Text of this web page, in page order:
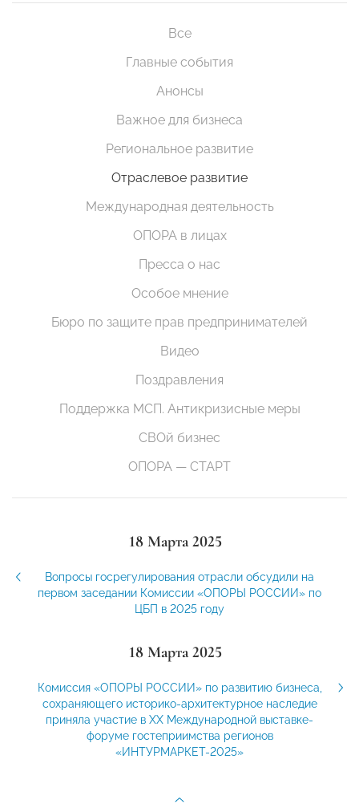
Все
Главные события
Анонсы
Важное для бизнеса
Региональное развитие
Отраслевое развитие
Международная деятельность
ОПОРА в лицах
Пресса о нас
Особое мнение
Бюро по защите прав предпринимателей
Видео
Поздравления
Поддержка МСП. Антикризисные меры
СВОй бизнес
ОПОРА — СТАРТ
18 Марта 2025
Вопросы госрегулирования отрасли обсудили на
первом заседании Комиссии «ОПОРЫ РОССИИ» по
ЦБП в 2025 году
18 Марта 2025
Комиссия «ОПОРЫ РОССИИ» по развитию бизнеса,
сохраняющего историко-архитектурное наследие
приняла участие в XХ Международной выставке-
форуме гостеприимства регионов
«ИНТУРМАРКЕТ-2025»